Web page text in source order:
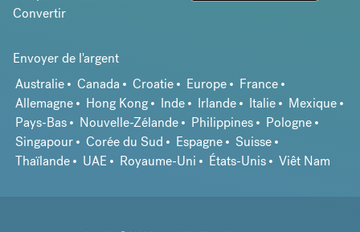
Convertir
Envoyer de l'argent
Australie
Canada Croatie Europe
France
Allemagne
Hong Kong Inde Irlande Italie
Mexique
Pays-Bas
Nouvelle-Zélande Philippines
Pologne
Singapour
Corée du Sud Espagne
Suisse
Thaïlande
UAE Royaume-Uni États-Unis Viêt Nam